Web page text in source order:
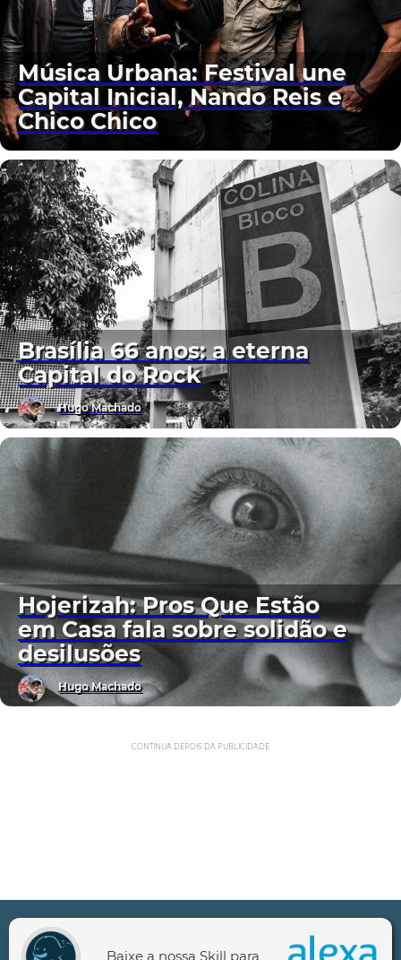
Música Urbana: Festival une
Capital Inicial, Nando Reis e
Chico Chico
Brasília 66 anos: a eterna
Capital do Rock
Hugo Machado
Hojerizah: Pros Que Estão
em Casa fala sobre solidão e
desilusões
Hugo Machado
CONTINUA DEPOIS DA PUBLICIDADE
Baixe a nossa Skill para